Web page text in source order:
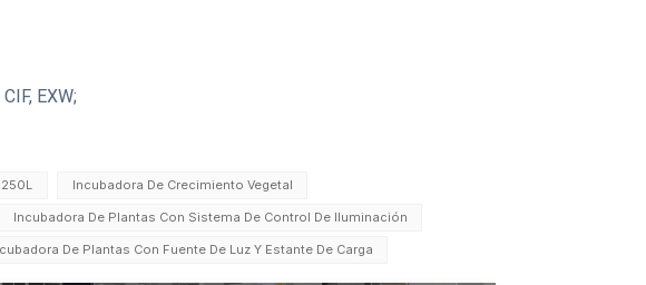
EXW;
Incubadora De Crecimiento Vegetal
Incubadora De Plantas Con Sistema De Control De Iluminación
De Plantas Con Fuente De Luz Y Estante De Carga